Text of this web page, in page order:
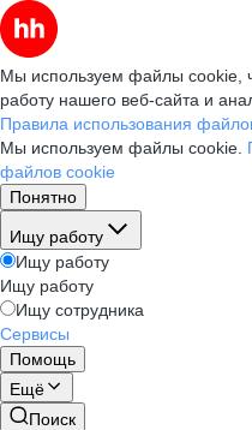
Мы используем файлы cookie,
работу нашего веб-сайта и
Правила использования
Мы используем файлы cookie.
файлов cookie
Понятно
Ищу работу
Ищу работу
Ищу работу
Ищу сотрудника
Сервисы
Помощь
Ещё
Поиск